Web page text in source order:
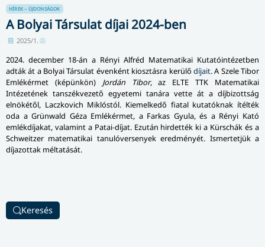
HÍREK – ÚJDONSÁGOK
A Bolyai Társulat díjai 2024-ben
2025/1.
2024. december 18-án a Rényi Alfréd Matematikai Kutatóintézetben
adták át a Bolyai Társulat évenként kiosztásra kerülő díjait. A Szele Tibor
Emlékérmet (képünkön) Jordán Tibor, az ELTE TTK Matematikai
Intézetének tanszékvezető egyetemi tanára vette át a díjbizottság
elnökétől, Laczkovich Miklóstól. Kiemelkedő fiatal kutatóknak ítélték
oda a Grünwald Géza Emlékérmet, a Farkas Gyula, és a Rényi Kató
emlékdíjakat, valamint a Patai-díjat. Ezután hirdették ki a Kürschák és a
Schweitzer matematikai tanulóversenyek eredményét. Ismertetjük a
díjazottak méltatását.
Keresés